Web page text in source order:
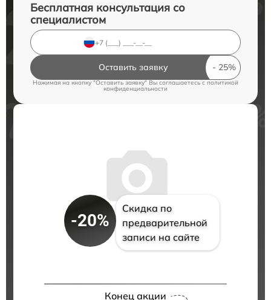
Бесплатная консультация со
специалистом
Оставить заявку
Нажимая на кнопку "Оставить заявку" Вы соглашаетесь c политикой
конфиденциальности
-20%
Скидка по
предварительной
записи на сайте
Конец акции